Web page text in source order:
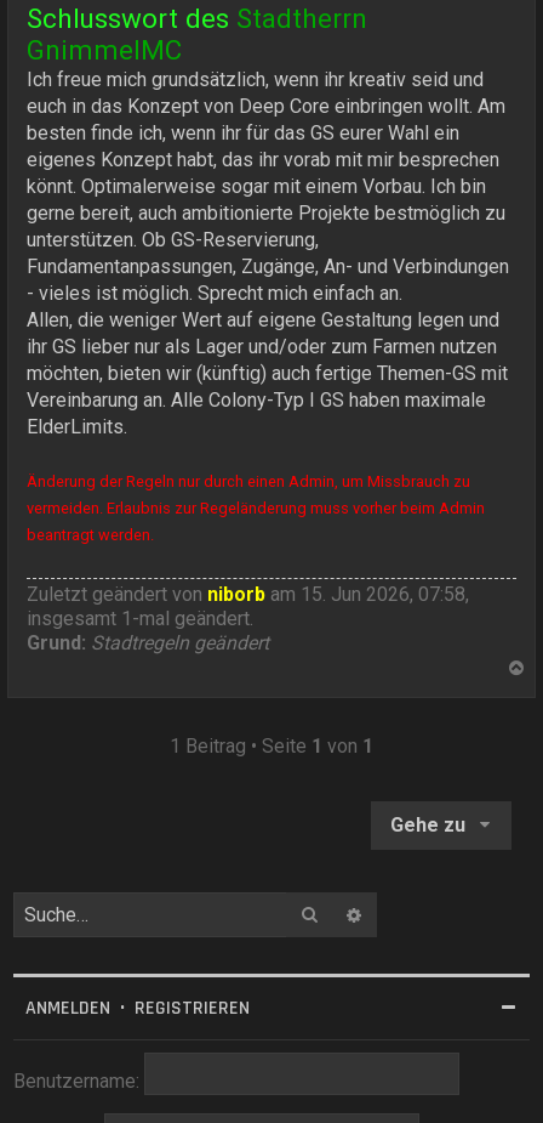
Schlusswort des Stadtherrn
GnimmelMC
Ich freue mich grundsätzlich, wenn ihr kreativ seid und
euch in das Konzept von Deep Core einbringen wollt. Am
besten finde ich, wenn ihr für das GS eurer Wahl ein
eigenes Konzept habt, das ihr vorab mit mir besprechen
könnt. Optimalerweise sogar mit einem Vorbau. Ich bin
gerne bereit, auch ambitionierte Projekte bestmöglich zu
unterstützen. Ob GS-Reservierung,
Fundamentanpassungen, Zugänge, An- und Verbindungen
- vieles ist möglich. Sprecht mich einfach an.
Allen, die weniger Wert auf eigene Gestaltung legen und
ihr GS lieber nur als Lager und/oder zum Farmen nutzen
möchten, bieten wir (künftig) auch fertige Themen-GS mit
Vereinbarung an. Alle Colony-Typ I GS haben maximale
ElderLimits.
Änderung der Regeln nur durch einen Admin, um Missbrauch zu
vermeiden. Erlaubnis zur Regeländerung muss vorher beim Admin
beantragt werden.
Zuletzt geändert von niborb am 15. Jun 2026, 07:58,
insgesamt 1-mal geändert.
Grund: Stadtregeln geändert
1 Beitrag • Seite 1 von 1
Gehe zu
Suche
ANMELDEN • REGISTRIEREN
Benutzername: